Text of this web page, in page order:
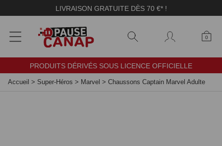
LIVRAISON GRATUITE DÈS 70 €* !
0
PRODUITS DÉRIVÉS SOUS LICENCE OFFICIELLE
Accueil > Super-Héros > Marvel > Chaussons Captain Marvel Adulte
Panneau de gestion des cookies